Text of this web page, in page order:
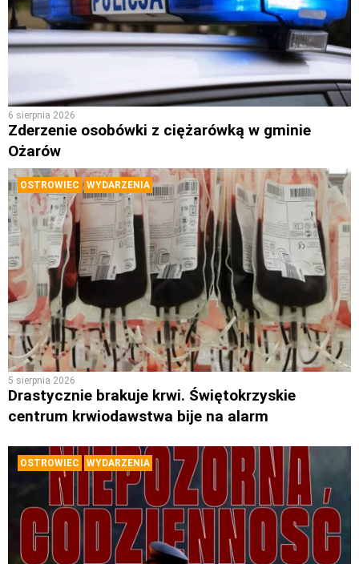
6 sierpnia 2026
Zderzenie osobówki z ciężarówką w gminie
Ożarów
OSTROWIEC WYDARZENIA
5 sierpnia 2026
Drastycznie brakuje krwi. Świętokrzyskie
centrum krwiodawstwa bije na alarm
OSTROWIEC WYDARZENIA